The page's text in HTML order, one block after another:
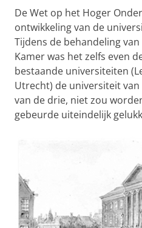
De Wet op het Hoger
ontwikkeling van de
Tijdens de behandeling
Kamer was het zelfs even
bestaande universiteiten
Utrecht) de universiteit
van de drie, niet zou
gebeurde uiteindelijk